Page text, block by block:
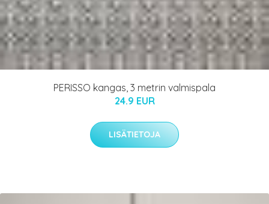
PERISSO kangas, 3 metrin valmispala
24.9 EUR
LISÄTIETOJA